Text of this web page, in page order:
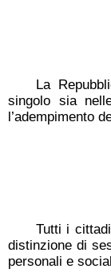
La
singolo sia
l’adempimento
Tutti i
distinzione di
personali e